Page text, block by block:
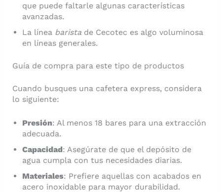
que puede faltarle algunas características
avanzadas.
La línea baristade Cecotec es algo voluminosa
en líneas generales.
Guía de compra para este tipo de productos
Cuando busques una cafetera express, considera
lo siguiente:
Presión: Al menos 18 bares para una extracción
adecuada.
Capacidad: Asegúrate de que el depósito de
agua cumpla con tus necesidades diarias.
Materiales: Prefiere aquellas con acabados en
acero inoxidable para mayor durabilidad.